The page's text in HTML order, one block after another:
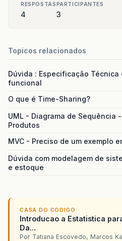
RESPOSTAS
4
PARTICIPANTES
3
Topicos relacionados
Dúvida : Especificação Técnica
funcional
O que é Time-Sharing?
UML - Diagrama de Sequência
Produtos
MVC - Preciso de um exemplo
Dúvida com modelagem de
e estoque
CASA DO CODIGO
Introducao a Estatistica
Da...
Por Tatiana Escovedo, Marcos